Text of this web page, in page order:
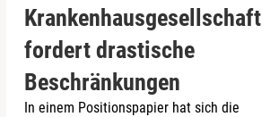
Krankenhausgesellschaft
fordert drastische
Beschränkungen
In einem Positionspapier hat sich die